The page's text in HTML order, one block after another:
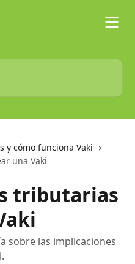
y cómo funciona Vaki
una Vaki
tributarias
sobre las implicaciones